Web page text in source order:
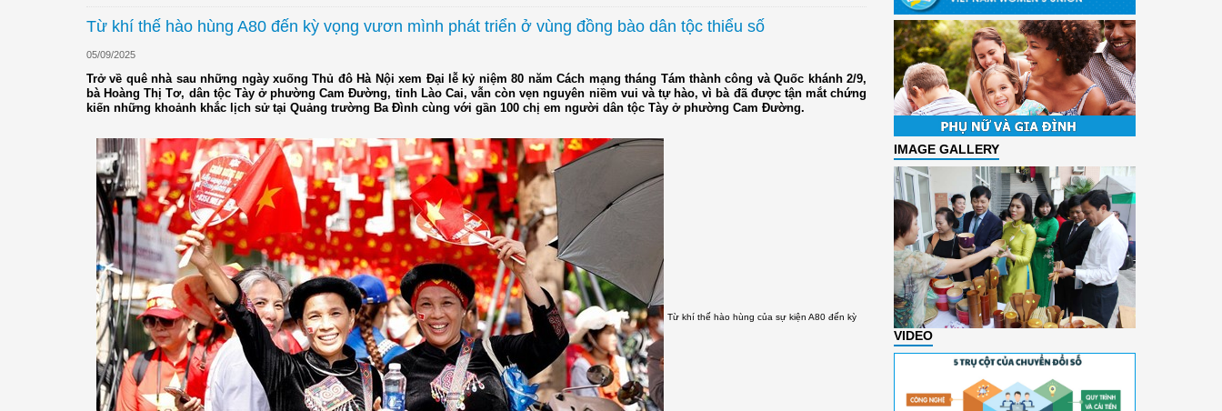
Từ khí thế hào hùng A80 đến kỳ vọng vươn mình phát triển ở vùng đồng bào dân tộc thiểu số
05/09/2025
Trở về quê nhà sau những ngày xuống Thủ đô Hà Nội xem Đại lễ kỷ niệm 80 năm Cách mạng tháng Tám thành công và Quốc khánh 2/9,
bà Hoàng Thị Tơ, dân tộc Tày ở phường Cam Đường, tỉnh Lào Cai, vẫn còn vẹn nguyên niềm vui và tự hào, vì bà đã được tận mắt chứng
kiến những khoảnh khắc lịch sử tại Quảng trường Ba Đình cùng với gần 100 chị em người dân tộc Tày ở phường Cam Đường.
Từ khí thế hào hùng của sự kiện A80 đến kỳ
IMAGE GALLERY
VIDEO